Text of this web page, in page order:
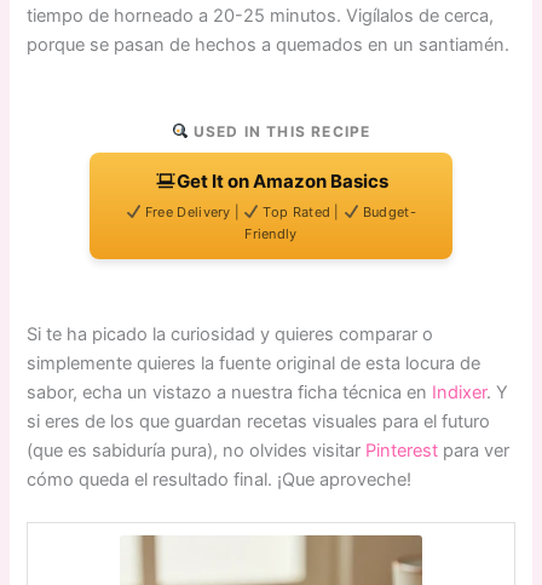
tiempo de horneado a 20-25 minutos. Vigílalos de cerca,
porque se pasan de hechos a quemados en un santiamén.
USED IN THIS RECIPE
Get It on Amazon Basics
Free Delivery | Top Rated |
Budget-
Friendly
Si te ha picado la curiosidad y quieres comparar o
simplemente quieres la fuente original de esta locura de
sabor, echa un vistazo a nuestra ficha técnica en Indixer. Y
si eres de los que guardan recetas visuales para el futuro
(que es sabiduría pura), no olvides visitar Pinterest para ver
cómo queda el resultado final. ¡Que aproveche!